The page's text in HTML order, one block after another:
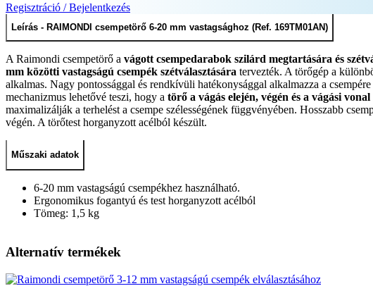
Regisztráció / Bejelentkezés
Leírás - RAIMONDI csempetörő 6-20 mm vastagsághoz (Ref. 169TM01AN)
A Raimondi csempetörő a vágott csempedarabok szilárd megtartására és
mm közötti vastagságú csempék szétválasztására tervezték. A törőgép a
alkalmas. Nagy pontossággal és rendkívüli hatékonysággal alkalmazza a
mechanizmus lehetővé teszi, hogy a törő a vágás elején, végén és a vágási
maximalizálják a terhelést a csempe szélességének függvényében. Hosszabb
végén. A törőtest horganyzott acélból készült.
Műszaki adatok
6-20 mm vastagságú csempékhez használható.
Ergonomikus fogantyú és test horganyzott acélból
Tömeg: 1,5 kg
Alternatív termékek